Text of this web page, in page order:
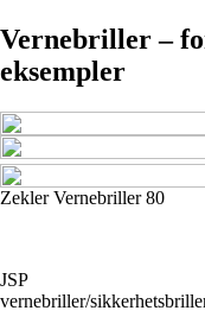
Vernebriller –
eksempler
Zekler Vernebriller 80
JSP
vernebriller/